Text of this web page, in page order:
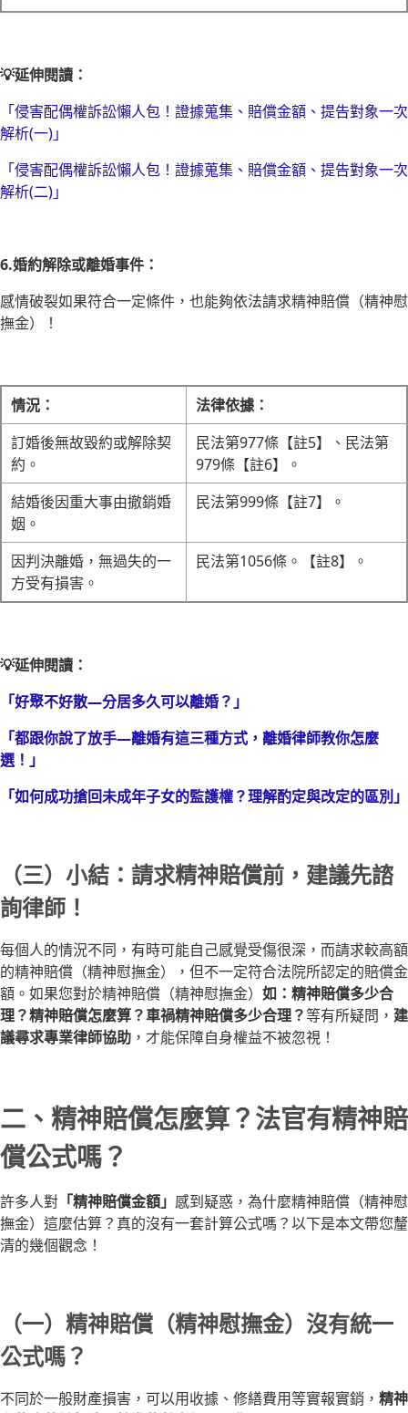
💡延伸閱讀：
「侵害配偶權訴訟懶人包！證據蒐集、賠償金額、提告對象一次
解析(一)」
「侵害配偶權訴訟懶人包！證據蒐集、賠償金額、提告對象一次
解析(二)」
6.婚約解除或離婚事件：
感情破裂如果符合一定條件，也能夠依法請求精神賠償（精神慰
撫金）！
情況：
法律依據：
訂婚後無故毀約或解除契
約。
民法第977條【註5】、民法第
979條【註6】。
結婚後因重大事由撤銷婚
姻。
民法第999條【註7】。
因判決離婚，無過失的一
方受有損害。
民法第1056條。【註8】。
💡延伸閱讀：
「好聚不好散—分居多久可以離婚？」
「都跟你說了放手—離婚有這三種方式，離婚律師教你怎麼
選！」
「如何成功搶回未成年子女的監護權？理解酌定與改定的區別」
（三）小結：請求精神賠償前，建議先諮
詢律師！
每個人的情況不同，有時可能自己感覺受傷很深，而請求較高額
的精神賠償（精神慰撫金），但不一定符合法院所認定的賠償金
額。如果您對於精神賠償（精神慰撫金） 如：精神賠償多少合
理？精神賠償怎麼算？車禍精神賠償多少合理？等有所疑問， 建
議尋求專業律師協助 ，才能保障自身權益不被忽視！
二、精神賠償怎麼算？法官有精神賠
償公式嗎？
許多人對 「精神賠償金額」 感到疑惑，為什麼精神賠償（精神慰
撫金）這麼估算？真的沒有一套計算公式嗎？以下是本文帶您釐
清的幾個觀念！
（一）精神賠償（精神慰撫金）沒有統一
公式嗎？
不同於一般財產損害，可以用收據、修繕費用等實報實銷， 精神